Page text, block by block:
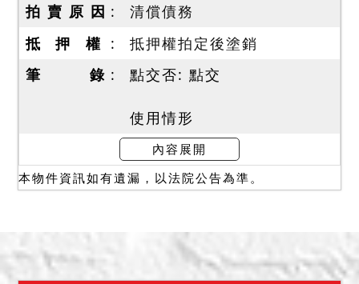
拍 賣 原 因
清償債務
抵 押 權
抵押權拍定後塗銷
筆 錄
點交否: 點交
使用情形
一、本件拍賣房屋經本院於
114年8月12日到場執行，現
由債務人及家人居住使用，
房屋無增建、內梯、海砂
屋、輻射屋、地震受創、嚴
內容展開
本物件資訊如有遺漏，以法院公告為準。